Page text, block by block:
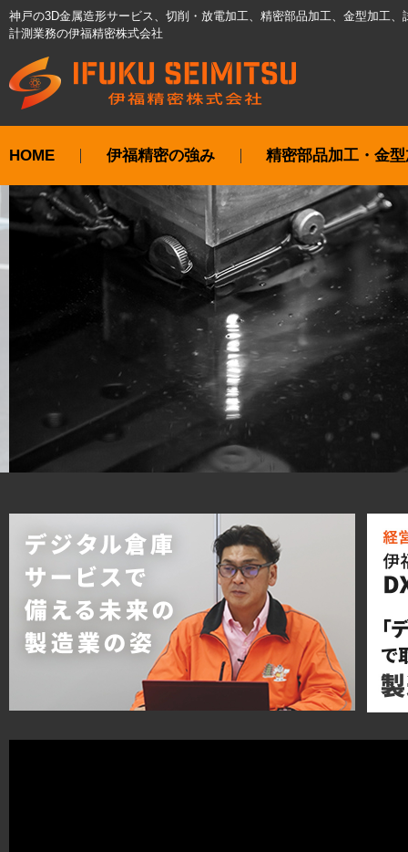
神戸の3D金属造形サービス、切削・放電加工、精密部品加工、金型加工、
計測業務の伊福精密株式会社
HOME 伊福精密の強み 精密部品加工・金